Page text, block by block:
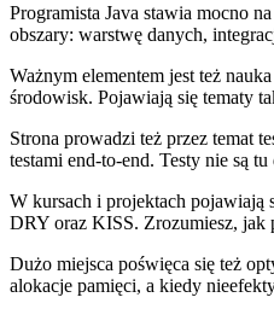
Programista Java stawia mocno
obszary: warstwę danych,
Ważnym elementem jest też
środowisk. Pojawiają się tematy
Strona prowadzi też przez temat
testami end-to-end. Testy nie są
W kursach i projektach pojawiają
DRY oraz KISS. Zrozumiesz, jak
Dużo miejsca poświęca się też
alokacje pamięci, a kiedy